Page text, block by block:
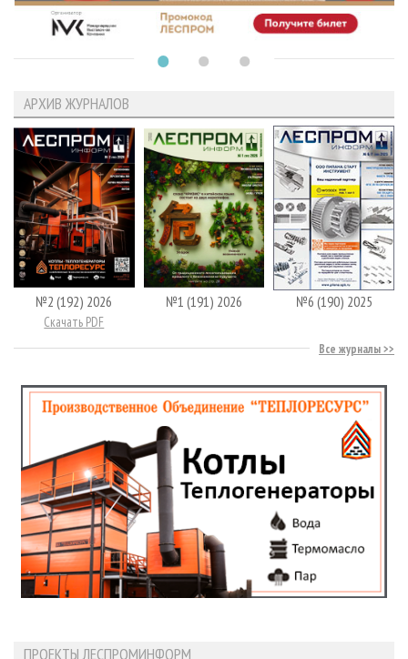
АРХИВ ЖУРНАЛОВ
№2 (192) 2026
Скачать PDF
№1 (191) 2026 №6 (190) 2025
Все журналы
ПРОЕКТЫ ЛЕСПРОМИНФОРМ